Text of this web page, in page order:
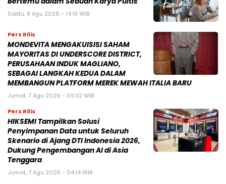
Sabtu, 8 Agu 2026 - 14:19 WIB
Pers Rilis
MONDEVITA MENGAKUISISI SAHAM
MAYORITAS DI UNDERSCORE DISTRICT,
PERUSAHAAN INDUK MAGLIANO,
SEBAGAI LANGKAH KEDUA DALAM
MEMBANGUN PLATFORM MEREK MEWAH ITALIA BARU
Jumat, 7 Agu 2026 - 09:32 WIB
Pers Rilis
HIKSEMI Tampilkan Solusi
Penyimpanan Data untuk Seluruh
Skenario di Ajang DTI Indonesia 2026,
Dukung Pengembangan AI di Asia
Tenggara
Jumat, 7 Agu 2026 - 04:14 WIB